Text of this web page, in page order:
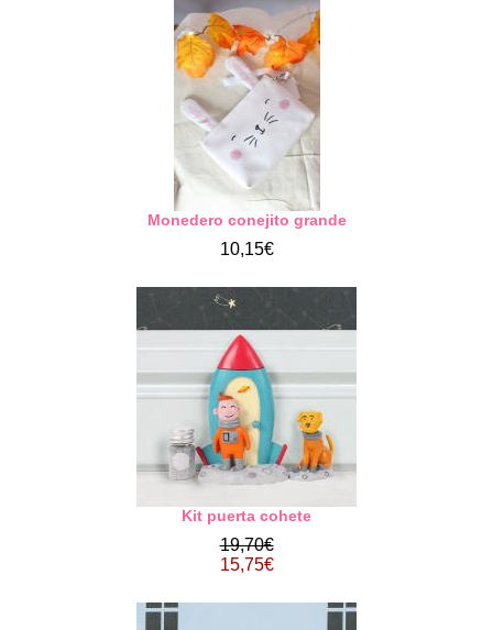
Monedero conejito grande
10,15€
Kit puerta cohete
19,70€
15,75€